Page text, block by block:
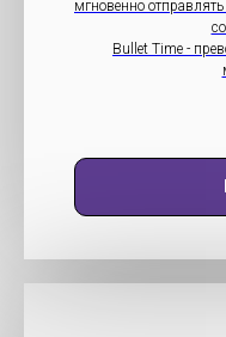
мгновенно
Bullet Time -